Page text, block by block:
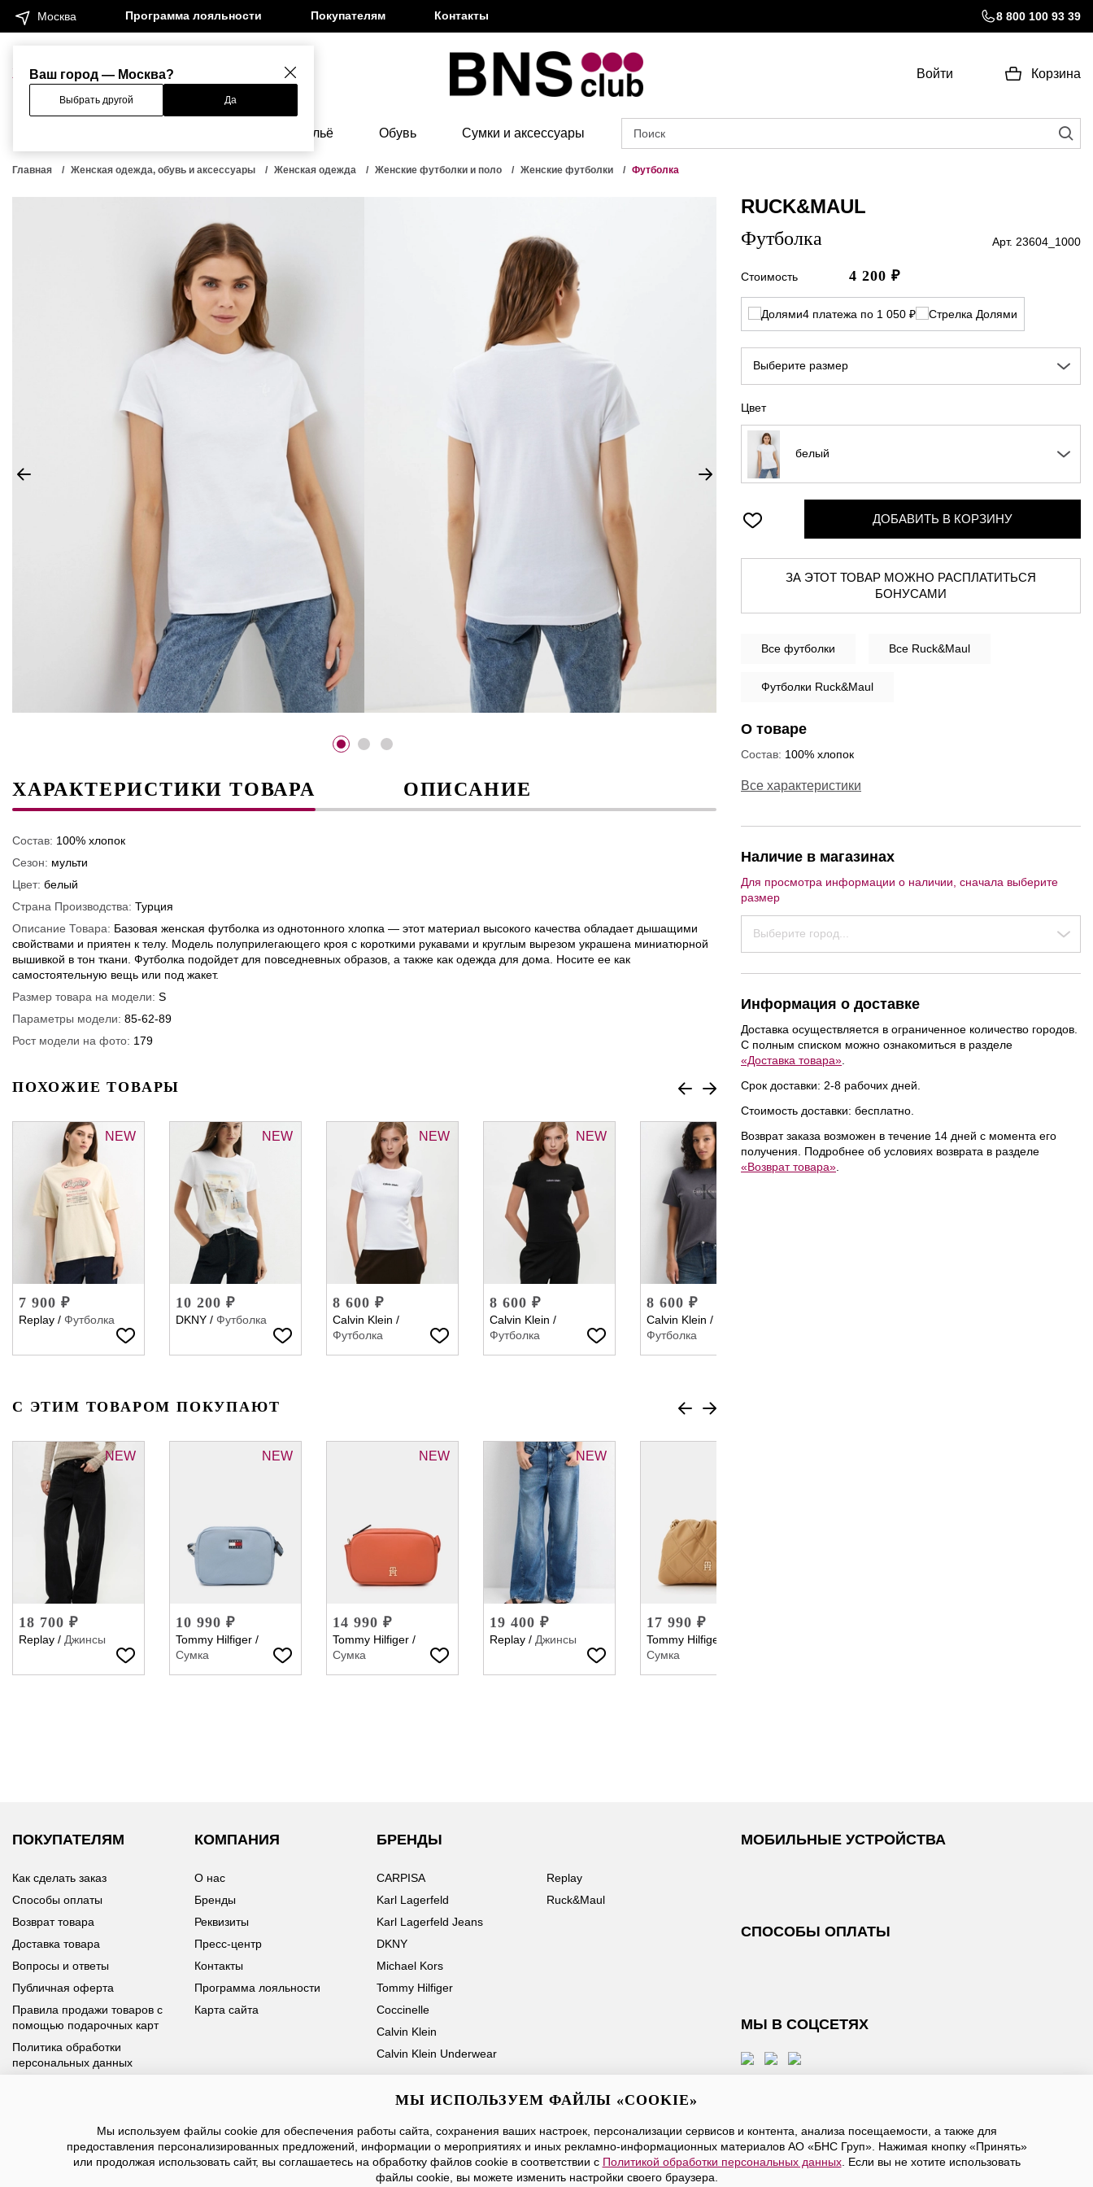
Ваш город — Москва?
Выбрать другой Да
Москва Программа лояльности Покупателям Контакты 8 800 100 93 39
Женщинам Мужчинам Войти Корзина
Бельё Обувь Сумки и аксессуары
Главная Женская одежда, обувь и аксессуары Женская одежда Женские футболки и поло Женские футболки Футболка
ХАРАКТЕРИСТИКИ ТОВАРА ОПИСАНИЕ
Состав: 100% хлопок
Сезон: мульти
Цвет: белый
Страна Производства: Турция
Описание Товара: Базовая женская футболка из однотонного хлопка — этот материал высокого качества обладает дышащими
свойствами и приятен к телу. Модель полуприлегающего кроя с короткими рукавами и круглым вырезом украшена миниатюрной
вышивкой в тон ткани. Футболка подойдет для повседневных образов, а также как одежда для дома. Носите ее как
самостоятельную вещь или под жакет.
Размер товара на модели: S
Параметры модели: 85-62-89
Рост модели на фото: 179
ПОХОЖИЕ ТОВАРЫ
NEW
7 900 ₽
Replay / Футболка
NEW
10 200 ₽
DKNY / Футболка
NEW
8 600 ₽
Calvin Klein /
Футболка
NEW
8 600 ₽
Calvin Klein /
Футболка
NEW
8 600 ₽
Calvin Klein /
Футболка
NEW NEW
С ЭТИМ ТОВАРОМ ПОКУПАЮТ
NEW
18 700 ₽
Replay / Джинсы
NEW
10 990 ₽
Tommy Hilfiger /
Сумка
NEW
14 990 ₽
Tommy Hilfiger /
Сумка
NEW
19 400 ₽
Replay / Джинсы
17 990 ₽
Tommy Hilfiger
Сумка
RUCK&MAUL
Футболка Арт. 23604_1000
Стоимость 4 200 ₽
4 платежа по 1 050 ₽
Выберите размер
Цвет
белый
ДОБАВИТЬ В КОРЗИНУ
ЗА ЭТОТ ТОВАР МОЖНО РАСПЛАТИТЬСЯ
БОНУСАМИ
Все футболки Все Ruck&Maul
Футболки Ruck&Maul
О товаре
Состав: 100% хлопок
Все характеристики
Наличие в магазинах
Для просмотра информации о наличии, сначала выберите
размер
Выберите город...
Информация о доставке
Доставка осуществляется в ограниченное количество городов.
С полным списком можно ознакомиться в разделе
«Доставка товара»
Срок доставки: 2-8 рабочих дней.
Стоимость доставки: бесплатно.
Возврат заказа возможен в течение 14 дней с момента его
получения. Подробнее об условиях возврата в разделе
«Возврат товара»
ПОКУПАТЕЛЯМ
Как сделать заказ
Способы оплаты
Возврат товара
Доставка товара
Вопросы и ответы
Публичная оферта
Правила продажи товаров с
помощью подарочных карт
Политика обработки
персональных данных
КОМПАНИЯ
О нас
Бренды
Реквизиты
Пресс-центр
Контакты
Программа лояльности
Карта сайта
БРЕНДЫ
CARPISA
Karl Lagerfeld
Karl Lagerfeld Jeans
DKNY
Michael Kors
Tommy Hilfiger
Coccinelle
Calvin Klein
Calvin Klein Underwear
Replay
Ruck&Maul
МОБИЛЬНЫЕ УСТРОЙСТВА
СПОСОБЫ ОПЛАТЫ
МЫ В СОЦСЕТЯХ
У вас возникли вопросы?
Позвоните нам по телефону8 800 100 93 39или заполните
форму, мы обязательно с вами свяжемся
Ваше имя Email
Нажимая на кнопку «Отправить», вы принимаете условияПубличной оферты, даетесогласие на обработку персональных данных
МЫ ИСПОЛЬЗУЕМ ФАЙЛЫ «COOKIE»
Мы используем файлы cookie для обеспечения работы сайта, сохранения ваших настроек, персонализации сервисов и контента, анализа посещаемости, а также для
предоставления персонализированных предложений, информации о мероприятиях и иных рекламно-информационных материалов АО «БНС Груп». Нажимая кнопку «Принять»
или продолжая использовать сайт, вы соглашаетесь на обработку файлов cookie в соответствии с Политикой обработки персональных данных. Если вы не хотите использовать
файлы cookie, вы можете изменить настройки своего браузера.